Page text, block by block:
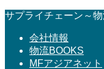
コ
ナ
サプライチェーン～
会社情報
物流BOOKS
MFアジアネット